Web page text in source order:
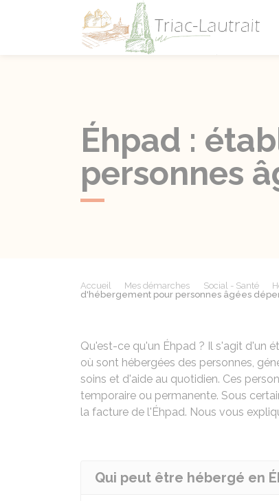
Éhpad :
personnes
Accueil Mes démarches Social - Santé
d'hébergement pour personnes âgées
Qu'est-ce qu'un Éhpad ? Il s'agit d'un
où sont hébergées des personnes,
soins et d'aide au quotidien. Ces
temporaire ou permanente. Sous
la facture de l'Éhpad. Nous vous
Qui peut être hébergé en